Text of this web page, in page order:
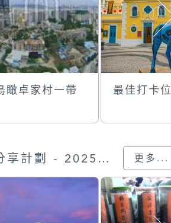
瞰卓家村一帶 最佳打卡位
“我的澳門記憶” 圖片分享計劃 - 2025的入選作品 更多...